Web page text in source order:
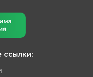
ссылки: